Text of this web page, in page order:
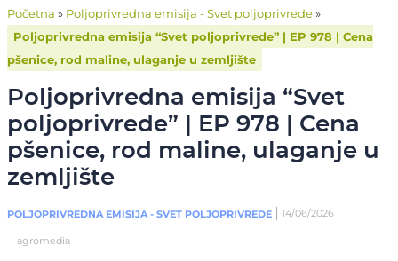
Početna » Poljoprivredna emisija - Svet poljoprivrede»
Poljoprivredna emisija “Svet poljoprivrede” | EP 978 | Cena
pšenice, rod maline, ulaganje u zemljište
Poljoprivredna emisija “Svet
poljoprivrede” | EP 978 | Cena
pšenice, rod maline, ulaganje u
zemljište
POLJOPRIVREDNA EMISIJA - SVET POLJOPRIVREDE 14/06/2026
agromedia